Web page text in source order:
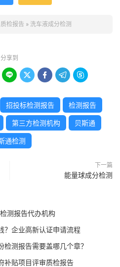
质检报告 » 洗车液成分检测
分享到
    
招投标检测报告 检测报告
第三方检测机构 贝斯通
通检测
下一篇
能量球成分检测
测报告代办机构
？企业高新认证申请流程
测报告需要盖哪几个章？
补贴项目评审质检报告